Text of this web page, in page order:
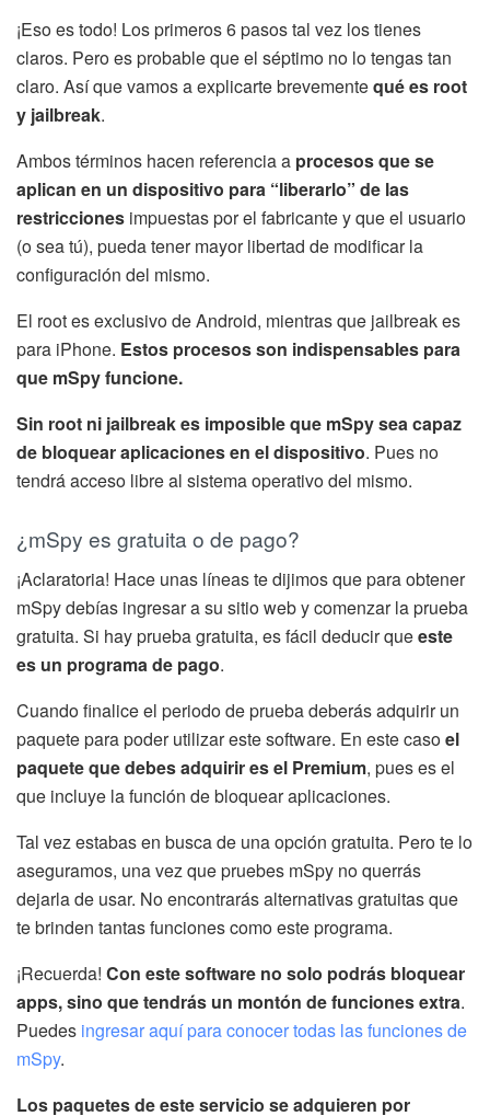
¡Eso es todo! Los primeros 6 pasos tal vez los tienes
claros. Pero es probable que el séptimo no lo tengas tan
claro. Así que vamos a explicarte brevementequé es root
y jailbreak.
Ambos términos hacen referencia a procesos que se
aplican en un dispositivo para “liberarlo” de las
restricciones impuestas por el fabricante y que el usuario
(o sea tú), pueda tener mayor libertad de modificar la
configuración del mismo.
El root es exclusivo de Android, mientras que jailbreak es
para iPhone. Estos procesos son indispensables para
que mSpy funcione.
Sin root ni jailbreak es imposible que mSpy sea capaz
de bloquear aplicaciones en el dispositivo. Pues no
tendrá acceso libre al sistema operativo del mismo.
¿mSpy es gratuita o de pago?
¡Aclaratoria! Hace unas líneas te dijimos que para obtener
mSpy debías ingresar a su sitio web y comenzar la prueba
gratuita. Si hay prueba gratuita, es fácil deducir queeste
es un programa de pago.
Cuando finalice el periodo de prueba deberás adquirir un
paquete para poder utilizar este software. En este casoel
paquete que debes adquirir es el Premium, pues es el
que incluye la función de bloquear aplicaciones.
Tal vez estabas en busca de una opción gratuita. Pero te lo
aseguramos, una vez que pruebes mSpy no querrás
dejarla de usar. No encontrarás alternativas gratuitas que
te brinden tantas funciones como este programa.
¡Recuerda! Con este software no solo podrás bloquear
apps, sino que tendrás un montón de funciones extra.
Puedes ingresar aquí para conocer todas las funciones de
mSpy.
Los paquetes de este servicio se adquieren por